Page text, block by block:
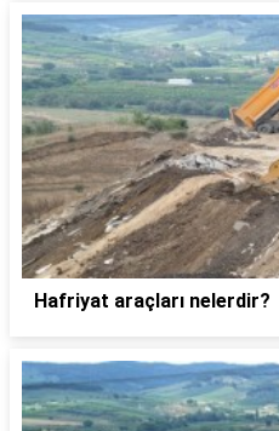
Hafriyat araçları nelerdir?